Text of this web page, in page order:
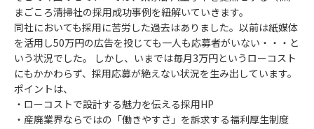
まごころ清掃社の採用成功事例を紐解いていきます。
同社においても採用に苦労した過去はありました。以前は紙媒体
を活用し50万円の広告を投じても一人も応募者がいない・・・と
いう状況でした。 しかし、いまでは毎月3万円というローコスト
にもかかわらず、採用応募が絶えない状況を生み出しています。
ポイントは、
・ローコストで設計する魅力を伝える採用HP
・産廃業界ならではの「働きやすさ」を訴求する福利厚生制度